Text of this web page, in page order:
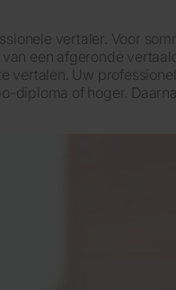
vertaler. Voor
een afgeronde
vertalen. Uw
diploma of hoger.